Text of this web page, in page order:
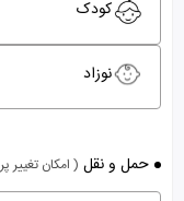
کودک
نوزاد
حمل و نقل ( امکان تغییر